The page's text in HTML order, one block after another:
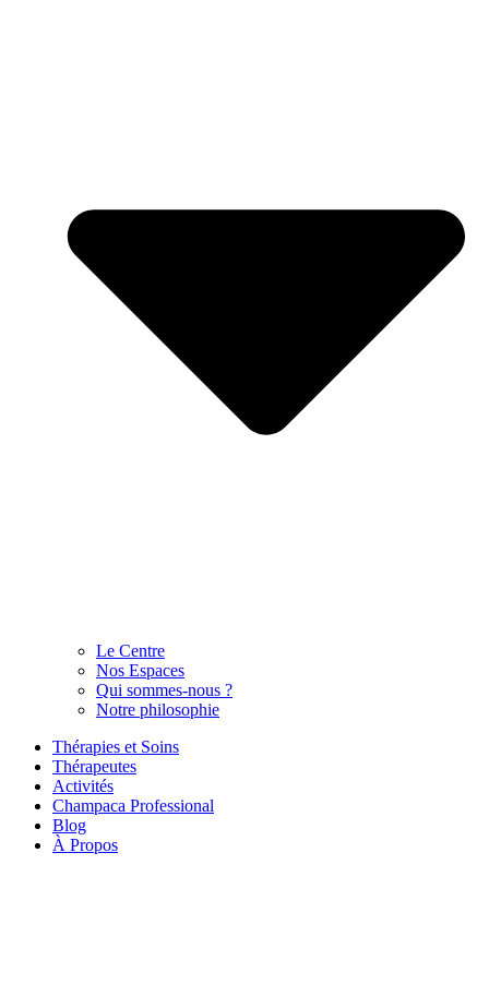
Le Centre
Nos Espaces
Qui sommes-nous ?
Notre philosophie
Thérapies et Soins
Thérapeutes
Activités
Champaca Professional
Blog
À Propos